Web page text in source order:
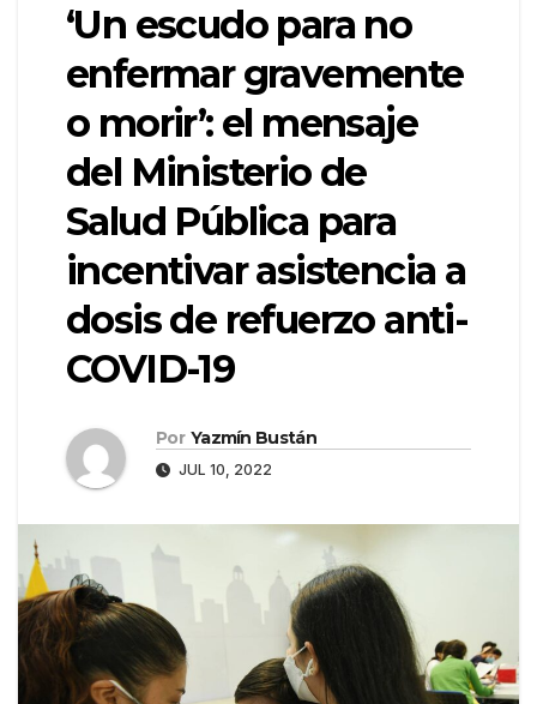
‘Un escudo para no
enfermar gravemente
o morir’: el mensaje
del Ministerio de
Salud Pública para
incentivar asistencia a
dosis de refuerzo anti-
COVID-19
Por Yazmín Bustán
JUL 10, 2022